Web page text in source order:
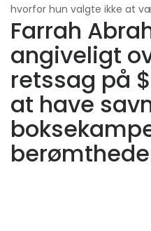
hvorfor hun valgte ikke at
Farrah
angiveligt
retssag på
at have